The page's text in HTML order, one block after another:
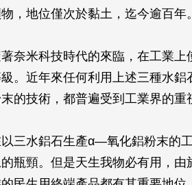
，地位僅次於黏土，迄今逾百年
著奈米科技時代的來臨，在工業
。近年來任何利用上述三種水
的技術，都普遍受到工業界的重
三水鋁石生產α—氧化鋁粉末的
瓶頸。但是天生我物必有用，